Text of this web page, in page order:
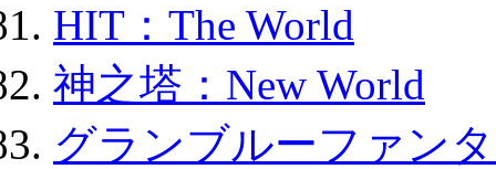
HIT：The World
神之塔：New World
グランブルーファン